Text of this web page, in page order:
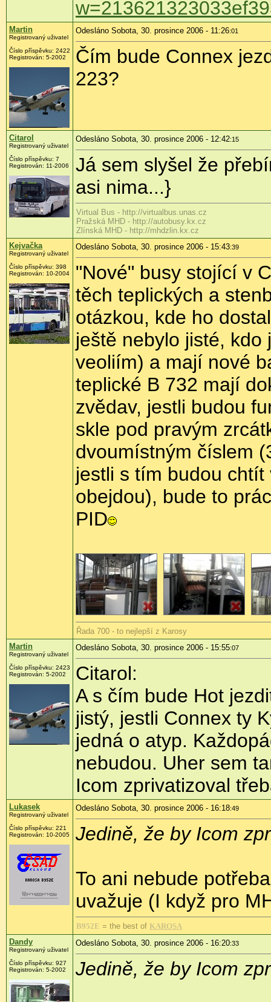
Martin
Registrovaný uživatel
Číslo příspěvku: 2422
Registrován: 5-2002
Odesláno Sobota, 30. prosince 2006 - 11:26:01
Čím bude Connex
223?
Citarol
Registrovaný uživatel
Číslo příspěvku: 7
Registrován: 11-2006
Odesláno Sobota, 30. prosince 2006 - 12:42:15
Já sem slyšel že
asi nima...}
Virtual Bus - http://virtualbus.unas.cz
Pražská MHD - http://autobusy.kx.cz
Zlínská MHD - http://mhdzlin.kx.cz
Kejvačka
Registrovaný uživatel
Číslo příspěvku: 398
Registrován: 10-2004
Odesláno Sobota, 30. prosince 2006 - 15:43:39
"Nové" busy stojící v
těch teplických a
otázkou, kde ho
ještě nebylo jisté,
veoliím) a mají nové
teplické B 732 mají
zvědav, jestli budou
skle pod pravým
dvoumístným číslem
jestli s tím budou
obejdou), bude to
PID
Řada 700 - to nejlepší z Karosy
Martin
Registrovaný uživatel
Číslo příspěvku: 2423
Registrován: 5-2002
Odesláno Sobota, 30. prosince 2006 - 15:55:07
Citarol:
A s čím bude Hot
jistý, jestli Connex ty
jedná o atyp.
nebudou. Uher sem
Icom zprivatizoval
Lukasek
Registrovaný uživatel
Číslo příspěvku: 221
Registrován: 10-2005
Odesláno Sobota, 30. prosince 2006 - 16:18:49
Jedině, že by Icom
To ani nebude
uvažuje (I když pro
B952E = the best of KAROSA
Dandy
Registrovaný uživatel
Číslo příspěvku: 927
Registrován: 5-2002
Odesláno Sobota, 30. prosince 2006 - 16:20:33
Jedině, že by Icom